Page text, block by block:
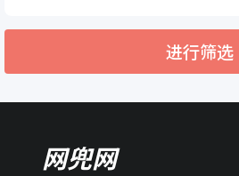
进行筛选
网兜网